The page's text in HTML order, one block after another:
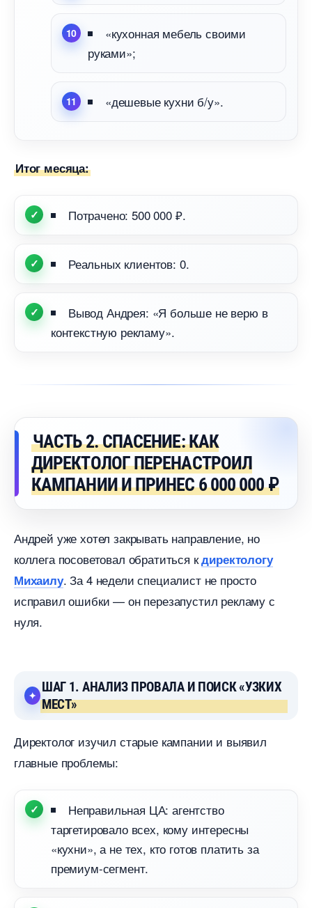
«кухонная мебель своими
руками»;
«дешевые кухни б/у».
Итог месяца:
Потрачено: 500 000 ₽.
Реальных клиентов: 0.
ывод Андрея: «Я больше не верю
контекстную рекламу».
ЧАСТЬ 2. СПАСЕНИЕ: КАК
ДИРЕКТОЛОГ ПЕРЕНАСТРОИЛ
КАМПАНИИ И ПРИНЕС 6 000 000 ₽
Андрей уже хотел закрывать направление, но
коллега посоветовал обратиться кдиректологу
Михаилу. За 4 недели специалист не просто
исправил ошибки — он перезапустил рекламу с
нуля.
ШАГ 1. АНАЛИЗ ПРОВАЛА И ПОИСК «УЗКИХ
МЕСТ»
Директолог изучил старые кампании и выявил
лавные проблемы:
Неправильная ЦА: агентство
таргетировало всех, кому интересны
«кухни», а не тех, кто готов платить за
премиум-сегмент.